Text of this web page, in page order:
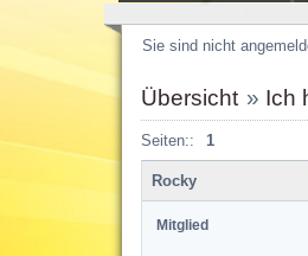
Sie sind nicht
Übersicht » Ich
Seiten:: 1
Rocky
Mitglied